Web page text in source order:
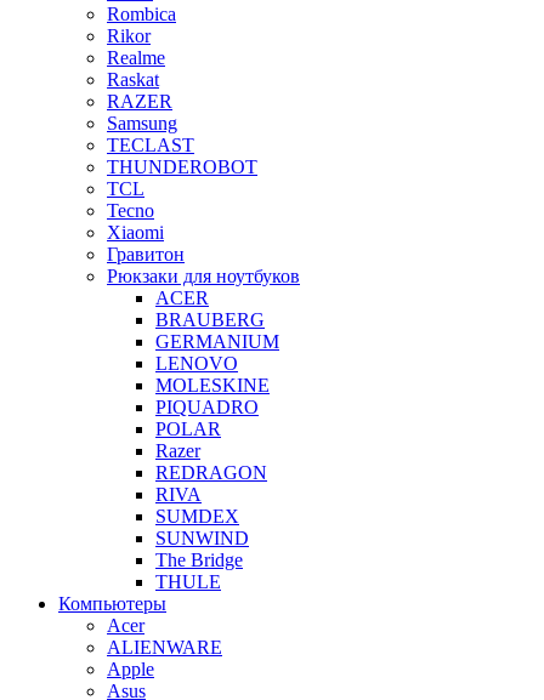
Rombica
Rikor
Realme
Raskat
RAZER
Samsung
TECLAST
THUNDEROBOT
TCL
Tecno
Xiaomi
Гравитон
Рюкзаки для ноутбуков
ACER
BRAUBERG
GERMANIUM
LENOVO
MOLESKINE
PIQUADRO
POLAR
Razer
REDRAGON
RIVA
SUMDEX
SUNWIND
The Bridge
THULE
Компьютеры
Acer
ALIENWARE
Apple
Asus